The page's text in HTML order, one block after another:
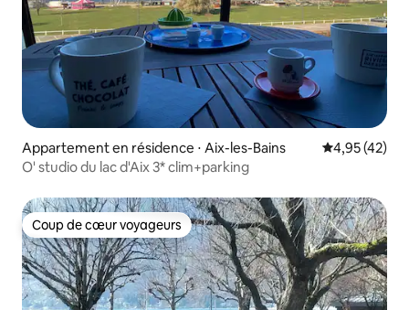
Appartement en résidence ⋅ Aix-les-Bains Évaluation
4,95 (42)
O' studio du lac d'Aix 3* clim+parking
Coup de cœur voyageurs
Coup de cœur voyageurs